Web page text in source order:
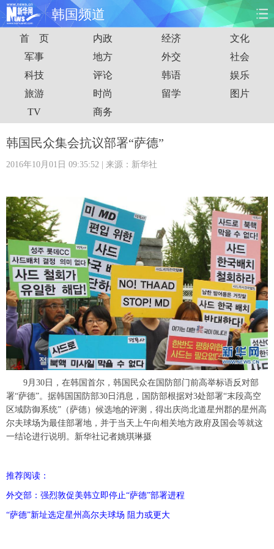
韩国频道
首页 时政 国际 财经
娱乐 体育 人事 教育
时尚 思客
港澳 台湾 华人
科技 能源
图片 视频 食品
旅游 健康 信息化 数据
金融 公益 军事 无人机
富媒体 摄影 新华广播
新华电视中文 新华电视英文 返回PC
首 页 内政 经济
文化
军事
地方 外交
社会
科技
评论 韩语
娱乐
旅游
时尚 留学
图片
TV
商务
韩国民众集会抗议部署“萨德”
2016年10月01日 09:35:52 | 来源：新华社
9月30日，在韩国首尔，韩国民众在国防部门前高举标语反对部
署“萨德”。据韩国国防部30日消息，国防部根据对3处部署“末段高空
区域防御系统”（萨德）候选地的评测，得出庆尚北道星州郡的星州高
尔夫球场为最佳部署地，并于当天上午向相关地方政府及国会等就这
一结论进行说明。新华社记者姚琪琳摄
推荐阅读：
外交部：强烈敦促美韩立即停止“萨德”部署进程
“萨德”新址选定星州高尔夫球场 阻力或更大